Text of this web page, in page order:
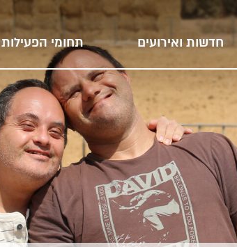
חדשות ואירועים תחומי הפעילות